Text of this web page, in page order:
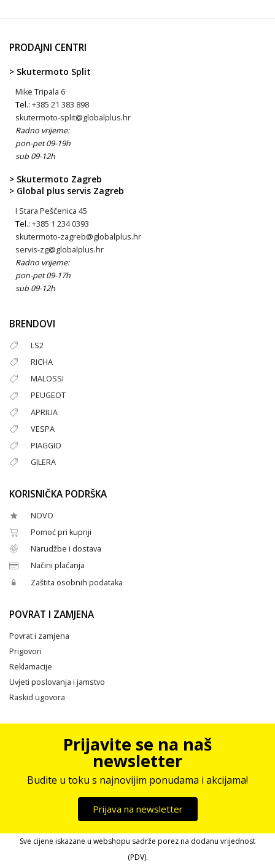
PRODAJNI CENTRI
> Skutermoto Split
Mike Tripala 6
Tel.: +385 21 383 898
skutermoto-split@globalplus.hr
Radno vrijeme:
pon-pet 09-19h
sub 09-12h
> Skutermoto Zagreb
> Global plus servis Zagreb
I Stara Peščenica 45
Tel.: +385 1 234 0393
skutermoto-zagreb@globalplus.hr
servis-zg@globalplus.hr
Radno vrijeme:
pon-pet 09-17h
sub 09-12h
BRENDOVI
LS2
RICHA
MALOSSI
PEUGEOT
APRILIA
VESPA
PIAGGIO
GILERA
KORISNIČKA PODRŠKA
NOVO
Pomoć pri kupnji
Narudžbe i dostava
Načini plaćanja
Zaštita osobnih podataka
POVRAT I ZAMJENA
Povrat i zamjena
Prigovori
Reklamacije
Uvjeti poslovanja i jamstvo
Raskid ugovora
Prijavite se na naš
newsletter
Budite u toku s najnovijim ponudama i akcijama!
Prijava na newsletter
Sve cijene iskazane u webshopu sadrže porez na dodanu vrijednost
(PDV).